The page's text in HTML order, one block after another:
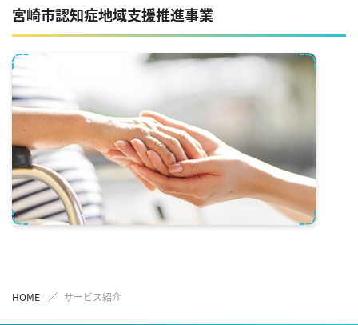
宮崎市認知症地域⽀援推進事業
HOME サービス紹介